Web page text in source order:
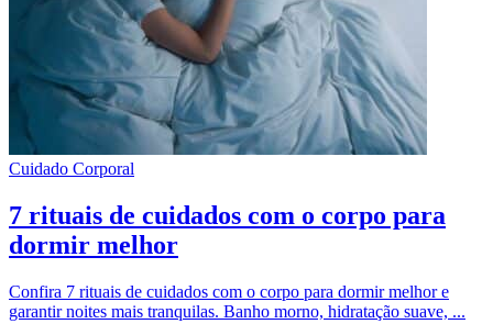
Cuidado Corporal
7 rituais de cuidados com o corpo para
dormir melhor
Confira 7 rituais de cuidados com o corpo para dormir melhor e
garantir noites mais tranquilas. Banho morno, hidratação suave, ...